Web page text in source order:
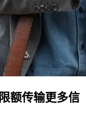
额传输更多信